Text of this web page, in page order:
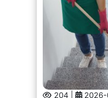
Жена от Враца
свързана с
входове на
града.
услугата на
връзка с нея: